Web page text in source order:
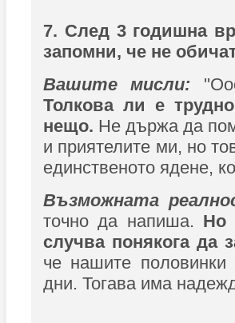
7. След 3 годишна
запомни, че не
Вашите мисли:
Толкова ли е
нещо. Не държа да
и приятелите ми, но
единственото ядене,
Възможната
точно да напиша. Но
случва понякога да
че нашите
дни. Тогава има